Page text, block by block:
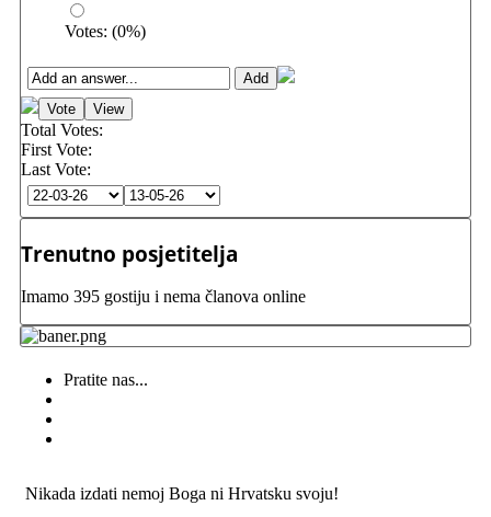
Votes: (0%)
Total Votes:
First Vote:
Last Vote:
Trenutno posjetitelja
Imamo 395 gostiju i nema članova online
Pratite nas...
Nikada izdati nemoj Boga ni Hrvatsku svoju!